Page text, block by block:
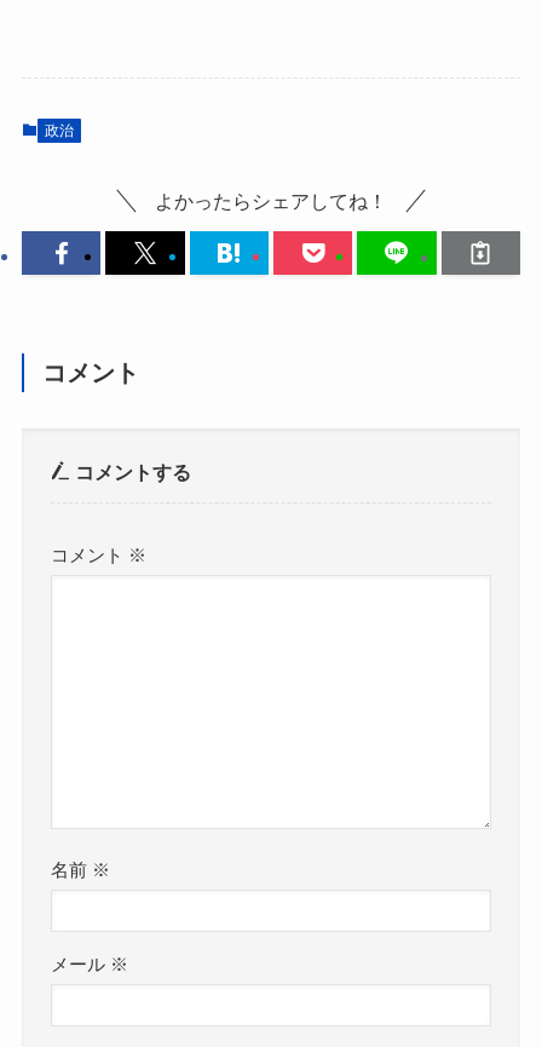
政治
よかったらシェアしてね！
コメント
コメントする
コメント ※
名前 ※
メール ※